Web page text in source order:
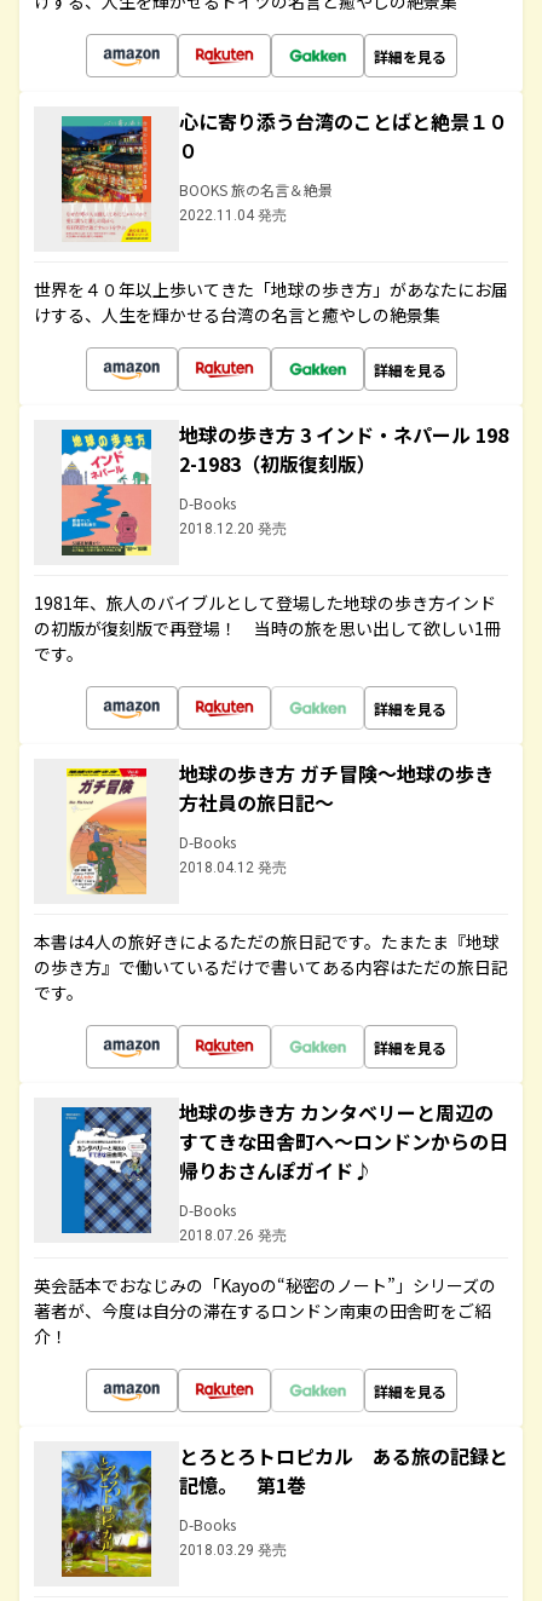
詳細を見る
心に寄り添う台湾のことばと絶景１０
０
BOOKS 旅の名言＆絶景
2022.11.04 発売
世界を４０年以上歩いてきた「地球の歩き方」があなたにお届
けする、人生を輝かせる台湾の名言と癒やしの絶景集
詳細を見る
地球の歩き方 3 インド・ネパール 198
2-1983（初版復刻版）
D-Books
2018.12.20 発売
1981年、旅人のバイブルとして登場した地球の歩き方インド
の初版が復刻版で再登場！ 当時の旅を思い出して欲しい1冊
です。
詳細を見る
地球の歩き方 ガチ冒険～地球の歩き
方社員の旅日記～
D-Books
2018.04.12 発売
本書は4人の旅好きによるただの旅日記です。たまたま『地球
の歩き方』で働いているだけで書いてある内容はただの旅日記
です。
詳細を見る
地球の歩き方 カンタベリーと周辺の
すてきな田舎町へ～ロンドンからの日
帰りおさんぽガイド♪
D-Books
2018.07.26 発売
英会話本でおなじみの「Kayoの“秘密のノート”」シリーズの
著者が、今度は自分の滞在するロンドン南東の田舎町をご紹
介！
詳細を見る
とろとろトロピカル ある旅の記録と
記憶。 第1巻
D-Books
2018.03.29 発売